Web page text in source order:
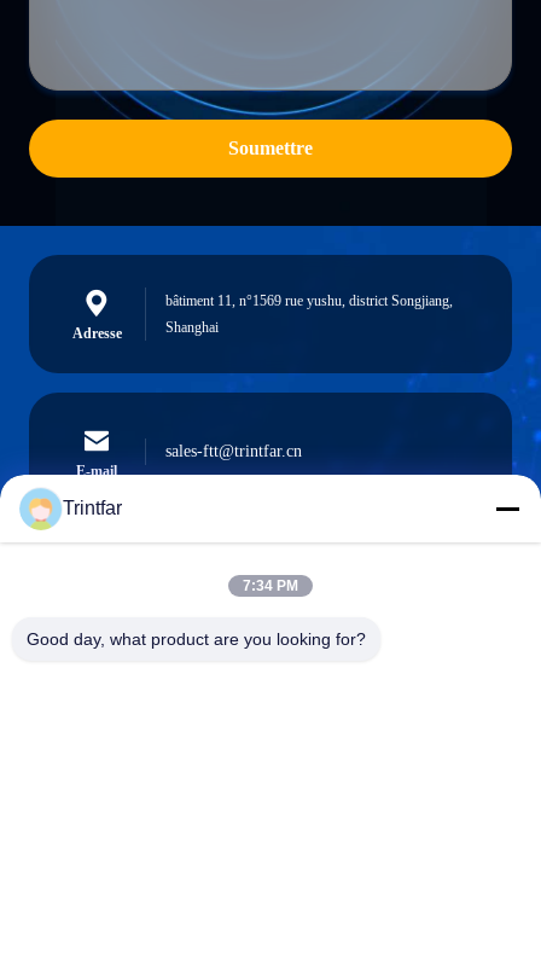
Soumettre
Adresse
bâtiment 11, n°1569 rue yushu, district Songjiang,
Shanghai
E-mail
sales-ftt@trintfar.cn
0086- 15216883036
Trintfar
7:34 PM
Good day, what product are you looking for?